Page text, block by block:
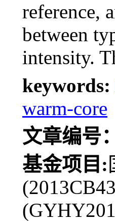
reference,
between
intensity.
keywords:
warm-core
文章编号：
基金项目: